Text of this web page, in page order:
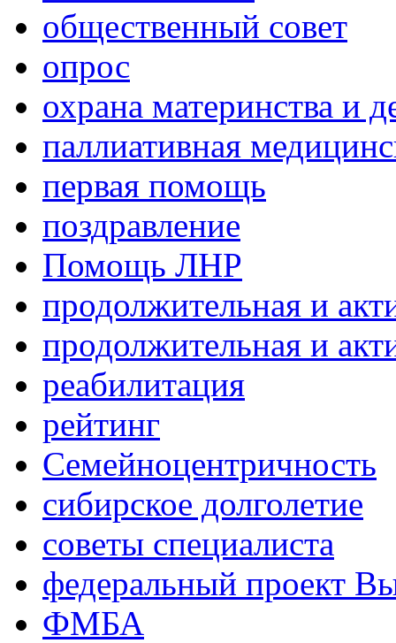
общественный совет
опрос
охрана материнства и
паллиативная
первая помощь
поздравление
Помощь ЛНР
продолжительная и
продолжительная и
реабилитация
рейтинг
Семейноцентричность
сибирское долголетие
советы специалиста
федеральный проект
ФМБА